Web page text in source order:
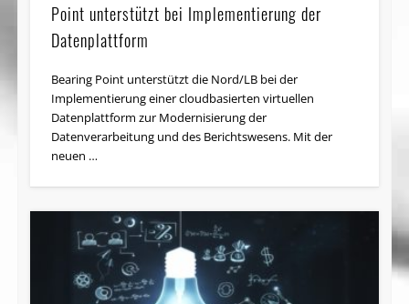
Point unterstützt bei Implementierung der
Datenplattform
Bearing Point unterstützt die Nord/LB bei der
Implementierung einer cloudbasierten virtuellen
Datenplattform zur Modernisierung der
Datenverarbeitung und des Berichtswesens. Mit der
neuen …